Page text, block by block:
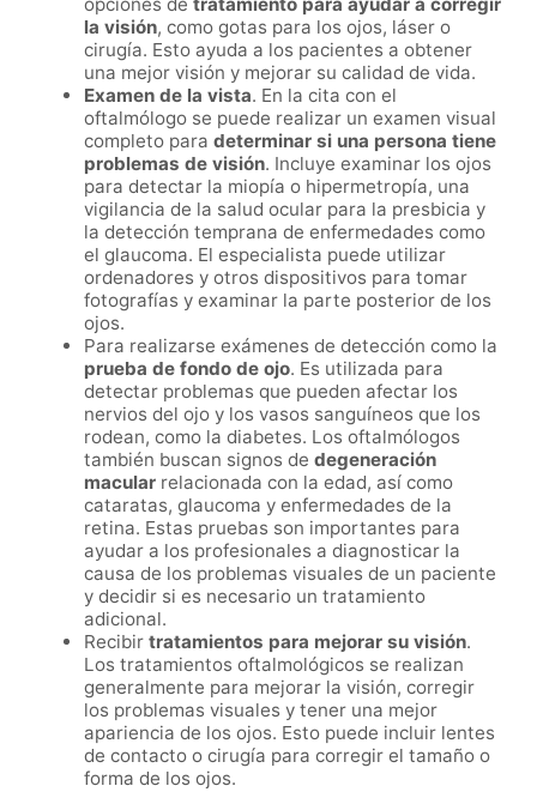
la visión, como gotas para los ojos, láser o
cirugía. Esto ayuda a los pacientes a obtener
una mejor visión y mejorar su calidad de vida.
Examen de la vista. En la cita con el
oftalmólogo se puede realizar un examen visual
completo para determinar si una persona tiene
problemas de visión. Incluye examinar los ojos
para detectar la miopía o hipermetropía, una
vigilancia de la salud ocular para la presbicia y
la detección temprana de enfermedades como
el glaucoma. El especialista puede utilizar
ordenadores y otros dispositivos para tomar
fotografías y examinar la parte posterior de los
ojos.
Para realizarse exámenes de detección como la
prueba de fondo de ojo. Es utilizada para
detectar problemas que pueden afectar los
nervios del ojo y los vasos sanguíneos que los
rodean, como la diabetes. Los oftalmólogos
también buscan signos de degeneración
macular relacionada con la edad, así como
cataratas, glaucoma y enfermedades de la
retina. Estas pruebas son importantes para
ayudar a los profesionales a diagnosticar la
causa de los problemas visuales de un paciente
y decidir si es necesario un tratamiento
adicional.
Recibir tratamientos para mejorar su visión.
Los tratamientos oftalmológicos se realizan
generalmente para mejorar la visión, corregir
los problemas visuales y tener una mejor
apariencia de los ojos. Esto puede incluir lentes
de contacto o cirugía para corregir el tamaño o
forma de los ojos.